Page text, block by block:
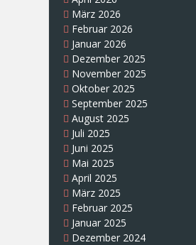
März 2026
Februar 2026
Januar 2026
Dezember 2025
November 2025
Oktober 2025
September 2025
August 2025
Juli 2025
Juni 2025
Mai 2025
April 2025
März 2025
Februar 2025
Januar 2025
Dezember 2024